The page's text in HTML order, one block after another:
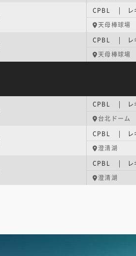
CPBL | レギ
天母棒球場
CPBL | レギ
天母棒球場
CPBL | レギ
台北ドーム
CPBL | レギ
澄清湖
CPBL | レギ
澄清湖